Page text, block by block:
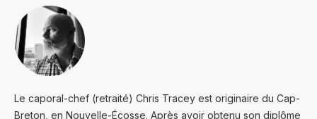
Le caporal-chef (retraité) Chris Tracey est originaire du Cap-
Breton, en Nouvelle-Écosse. Après avoir obtenu son diplôme